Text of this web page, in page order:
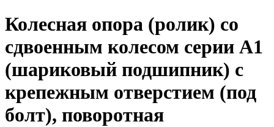
Колесная опора (ролик) со
сдвоенным колесом серии А1
(шариковый подшипник) с
крепежным отверстием (под
болт), поворотная